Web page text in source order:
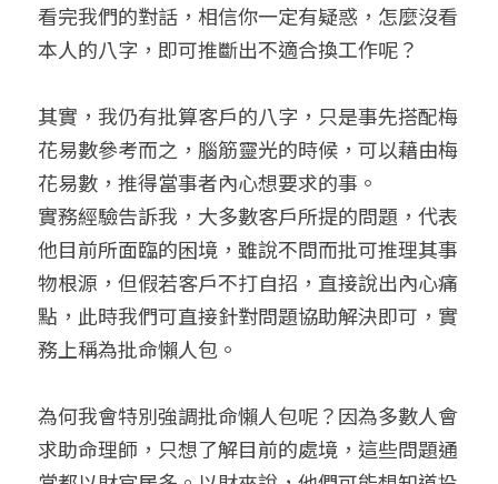
看完我們的對話，相信你一定有疑惑，怎麼沒看
本人的八字，即可推斷出不適合換工作呢？
其實，我仍有批算客戶的八字，只是事先搭配梅
花易數參考而之，腦筋靈光的時候，可以藉由梅
花易數，推得當事者內心想要求的事。
實務經驗告訴我，大多數客戶所提的問題，代表
他目前所面臨的困境，雖說不問而批可推理其事
物根源，但假若客戶不打自招，直接說出內心痛
點，此時我們可直接針對問題協助解決即可，實
務上稱為批命懶人包。
為何我會特別強調批命懶人包呢？因為多數人會
求助命理師，只想了解目前的處境，這些問題通